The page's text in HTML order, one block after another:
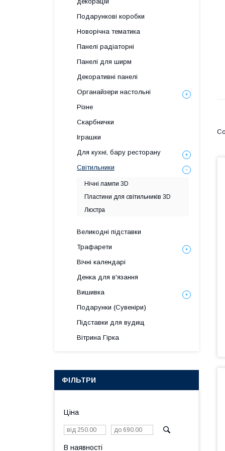
Подарункові коробки
Новорічна тематика
Панелі радіаторні
Панелі для ширм
Декоративні панелі
Органайзери настольні
Різне
Скарбнички
Іграшки
Для кухні, бару ресторану
Світильники
Нічні лампи 3D
Пластини для світильників 3D
Люстра
Великодні підставки
Трафарети
Вічні календарі
Денка для в'язання
Вишивка
Подарунки (Сувеніри)
Підставки для вудищ
Вітрина Гірка
ФІЛЬТРИ
Ціна
В наявності